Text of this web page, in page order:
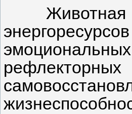
Животная